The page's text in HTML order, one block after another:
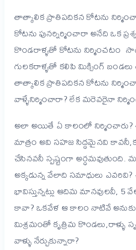
తాత్కాలిక ప్రాతిపదికన కోటను
కోటను పునర్నిర్మించారా అనేది ఒక
కొండరాళ్ళతో కోటను నిర్మించటం
గులకరాళ్ళతో కలిపి మిక్సింగ్
తాత్కాలిక ప్రాతిపదికన కోటను
వాళ్ళేనిర్మించారా? లేక మరెవరైనా
అలా అయితే ఏ కాలంలో నిర్మించారు?
మాత్రం అవి సహజ సిద్ధమైనవి
చేసినవనీ స్పష్టంగా అర్ధమవుతుంది.
అక్కడున్న వేలాది సమాధులు ఎవరివి?
భావిస్తున్నట్లు ఆదిమ మానవులవీ, 5
కావా? ఒకవేళ ఆ కాలం నాటివే
మిశ్రమంతో కృత్రిమ కొండలు,రాళ్ళు
వాళ్ళు నేర్చుకున్నారా?